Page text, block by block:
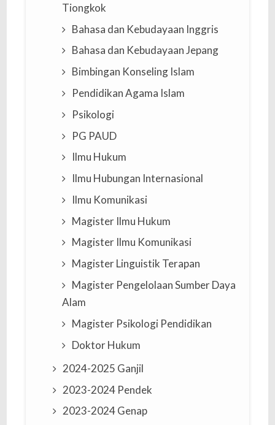
Tiongkok
Bahasa dan Kebudayaan Inggris
Bahasa dan Kebudayaan Jepang
Bimbingan Konseling Islam
Pendidikan Agama Islam
Psikologi
PG PAUD
Ilmu Hukum
Ilmu Hubungan Internasional
Ilmu Komunikasi
Magister Ilmu Hukum
Magister Ilmu Komunikasi
Magister Linguistik Terapan
Magister Pengelolaan Sumber Daya
Alam
Magister Psikologi Pendidikan
Doktor Hukum
2024-2025 Ganjil
2023-2024 Pendek
2023-2024 Genap